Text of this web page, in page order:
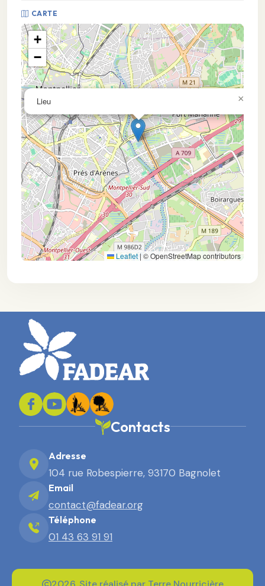
CARTE
Lieu ×
+
−
Leaflet|© OpenStreetMap contributors
Contacts
Adresse
104 rue Robespierre, 93170 Bagnolet
Email
contact@fadear.org
Téléphone
01 43 63 91 91